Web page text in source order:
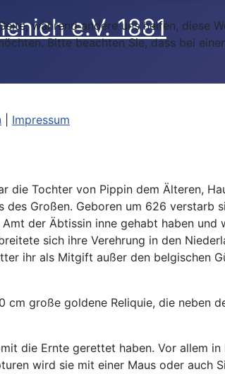
die Tochter von Pippin dem Älteren,
Großen. Geboren um 626 verstarb
der Äbtissin inne gehabt haben und
sich ihre Verehrung in den
ihr als Mitgift außer den belgischen
große goldene Reliquie, die neben
die Ernte gerettet haben. Vor allem
wird sie mit einer Maus oder auch
während andere uns helfen, diese
Bitte beachten Sie, dass bei
Impressum